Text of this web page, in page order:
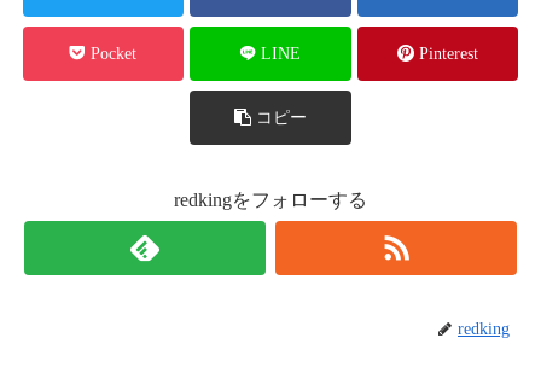
Pocket LINE Pinterest
コピー
redkingをフォローする
redking